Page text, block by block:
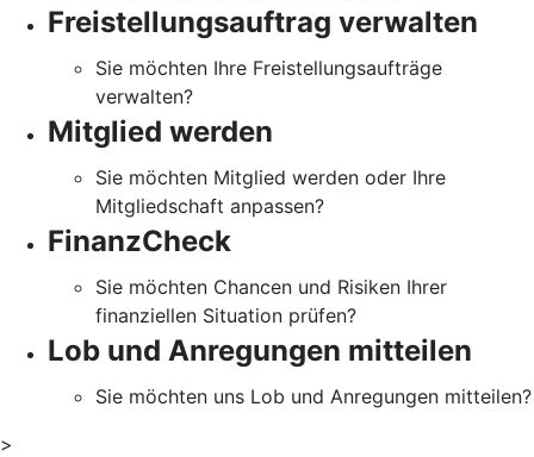
Freistellungsauftrag verwalten
Sie möchten Ihre Freistellungsaufträge
verwalten?
Mitglied werden
Sie möchten Mitglied werden oder Ihre
Mitgliedschaft anpassen?
FinanzCheck
Sie möchten Chancen und Risiken Ihrer
finanziellen Situation prüfen?
Lob und Anregungen mitteilen
Sie möchten uns Lob und Anregungen mitteilen?
>